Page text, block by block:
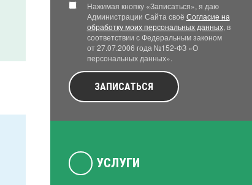
Нажимая кнопку «Записаться», я даю
Администрации Сайта своё Согласие на
обработку моих персональных данных, в
соответствии с Федеральным законом
от 27.07.2006 года №152-ФЗ «О
персональных данных».
ЗАПИСАТЬСЯ
УСЛУГИ